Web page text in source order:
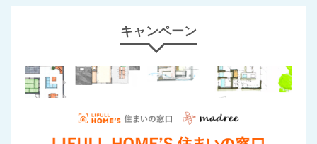
キャンペーン